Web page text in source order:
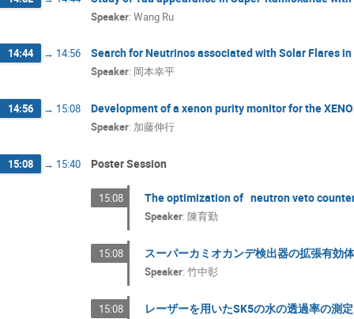
Speaker: Wang Ru
14:44 → 14:56 Search for Neutrinos associated with Solar Flares
Speaker: 岡本幸平
14:56 → 15:08 Development of a xenon purity monitor for the
Speaker: 加藤伸行
15:08 → 15:40 Poster Session
15:08 The optimization of neutron veto
Speaker:陳育勤
15:08 スーパーカミオカンデ検出器の拡張有効
Speaker:竹中彰
15:08 レーザーを用いたSK5の水の透過率の測定